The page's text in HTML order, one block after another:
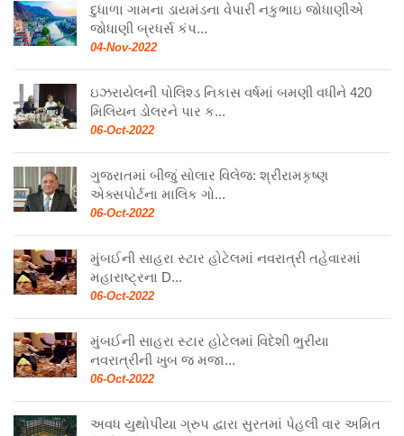
દુધાળા ગામના ડાયમંડના વેપારી નકુભાઇ જોધાણીએ
જોધાણી બ્રધર્સ કંપ...
04-Nov-2022
ઇઝરાયેલની પોલિશ્ડ નિકાસ વર્ષમાં બમણી વધીને 420
મિલિયન ડોલરને પાર ક...
06-Oct-2022
ગુજરાતમાં બીજું સોલાર વિલેજ: શ્રીરામકૃષ્ણ
એક્સપોર્ટના માલિક ગો...
06-Oct-2022
મુંબઈની સાહરા સ્ટાર હોટેલમાં નવરાત્રી તહેવારમાં
મહારાષ્ટ્રના D...
06-Oct-2022
મુંબઈની સાહરા સ્ટાર હોટેલમાં વિદેશી ભુરીયા
નવરાત્રીની ખુબ જ મજા...
06-Oct-2022
અવધ યુથોપીયા ગ્રુપ દ્વારા સુરતમાં પેહલી વાર અમિત